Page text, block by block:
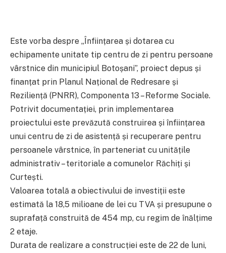
Este vorba despre „Înființarea și dotarea cu
echipamente unitate tip centru de zi pentru persoane
vârstnice din municipiul Botoșani”, proiect depus și
finanțat prin Planul Național de Redresare și
Reziliență (PNRR), Componenta 13 – Reforme Sociale.
Potrivit documentației, prin implementarea
proiectului este prevăzută construirea și înființarea
unui centru de zi de asistență și recuperare pentru
persoanele vârstnice, în parteneriat cu unitățile
administrativ – teritoriale a comunelor Răchiți și
Curtești.
Valoarea totală a obiectivului de investiții este
estimată la 18,5 milioane de lei cu TVA și presupune o
suprafață construită de 454 mp, cu regim de înălțime
2 etaje.
Durata de realizare a construcției este de 22 de luni,